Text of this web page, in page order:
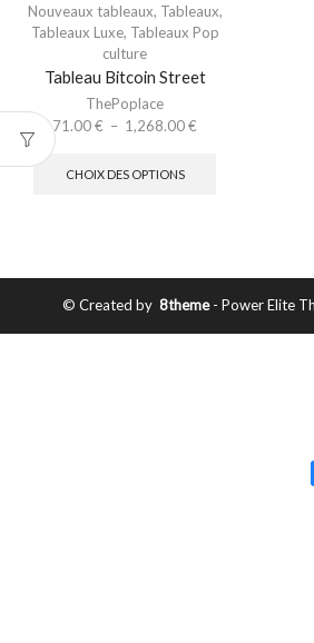
Nouveaux tableaux, Tableaux,
Tableaux Luxe, Tableaux Pop
culture
Tableau Bitcoin Street
ThePoplace
71.00€ – 1,268.00€
CHOIX DES OPTIONS
© Created by 8theme- Power Elite